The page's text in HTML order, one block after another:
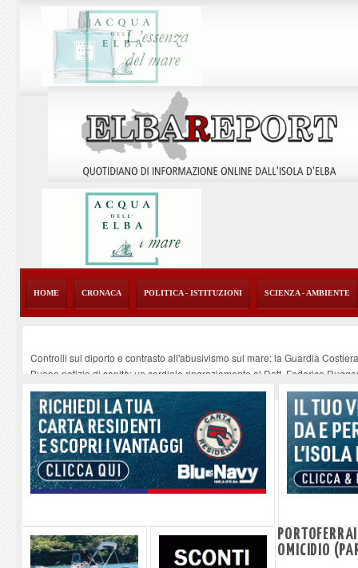
HOME CRONACA POLITICA - ISTITUZIONI SCIENZA - AMBIENTE
Controlli sul diporto e contrasto all'abusivismo sul mare: la Guardia
Buone notizie di sanità: un cordiale ringraziamento al Dott. Federico
Altiero Spinelli e Ursula Hirschmann all'Elba: riaffiora una testimonianza
Capoliveri, potenziata la pulizia dei bordi stradali -07-08-2026
Marina di Campo tra i porti interessati dal nuovo piano dell'Autorità
OMICIDIO